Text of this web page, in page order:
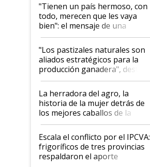
"Tienen un país hermoso, con
todo, merecen que les vaya
bien": el mensaje de una
ganadera uruguaya sobre las
oportunidades que se abren
para el agro en Argentina, con
foco en la carne
"Los pastizales naturales son
aliados estratégicos para la
producción ganadera", destaca
la iniciativa que ya reúne a 46
establecimientos en Argentina
La herradora del agro, la
historia de la mujer detrás de
los mejores caballos de la
Argentina y los mitos que
todavía hacen sufrir a estos
animales: "Mientras me
descalificaban, yo seguí
haciendo currículum"
Escala el conflicto por el IPCVA:
frigoríficos de tres provincias
respaldaron el aporte